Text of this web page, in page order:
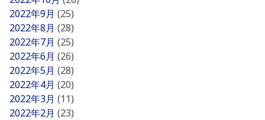
2022年9月 (25)
2022年8月 (28)
2022年7月 (25)
2022年6月 (26)
2022年5月 (28)
2022年4月 (20)
2022年3月 (11)
2022年2月 (23)